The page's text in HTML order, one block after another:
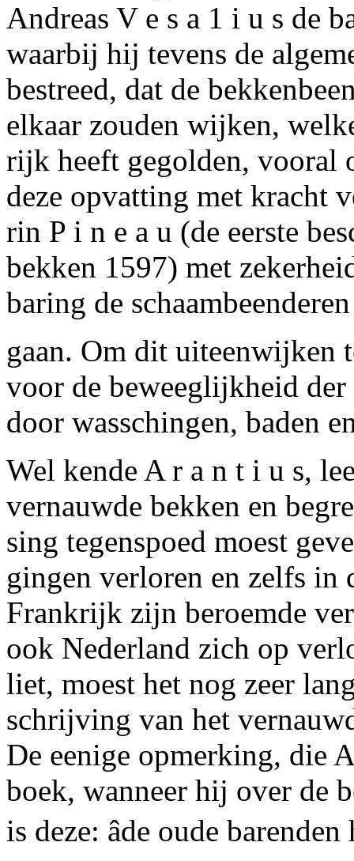
Andreas V e s a 1 i u s de
waarbij hij tevens de
bestreed, dat de
elkaar zouden wijken,
rijk heeft gegolden, vooral
deze opvatting met kracht
rin P i n e a u (de eerste
bekken 1597) met
baring de
gaan. Om dit uiteenwijken
voor de beweeglijkheid der
door wasschingen, baden
Wel kende A r a n t i u s,
vernauwde bekken en
sing tegenspoed moest
gingen verloren en zelfs in
Frankrijk zijn beroemde
ook Nederland zich op
liet, moest het nog zeer
schrijving van het
De eenige opmerking, die
boek, wanneer hij over de
is deze: âde oude